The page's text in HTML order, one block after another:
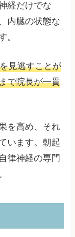
経だけでな
内臓の状態な
。
見逃すことが
で院長が一貫
を高め、それ
います。朝起
律神経の専門